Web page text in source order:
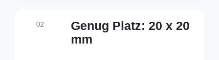
02
Genug Platz: 20 x 20
mm